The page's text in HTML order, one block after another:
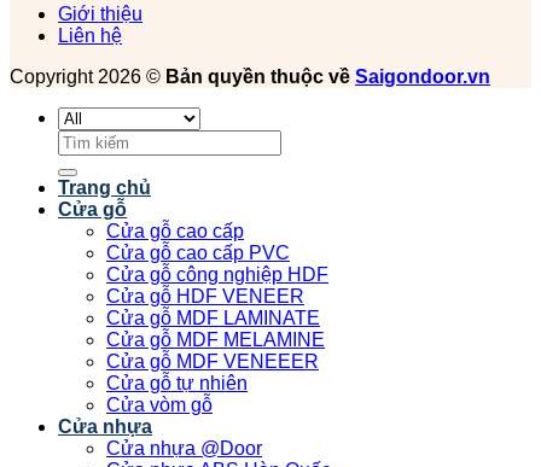
Giới thiệu
Liên hệ
Copyright 2026 © Bản quyền thuộc về Saigondoor.vn
Tìm
kiếm:
Trang chủ
Cửa gỗ
Cửa gỗ cao cấp
Cửa gỗ cao cấp PVC
Cửa gỗ công nghiệp HDF
Cửa gỗ HDF VENEER
Cửa gỗ MDF LAMINATE
Cửa gỗ MDF MELAMINE
Cửa gỗ MDF VENEEER
Cửa gỗ tự nhiên
Cửa vòm gỗ
Cửa nhựa
Cửa nhựa @Door